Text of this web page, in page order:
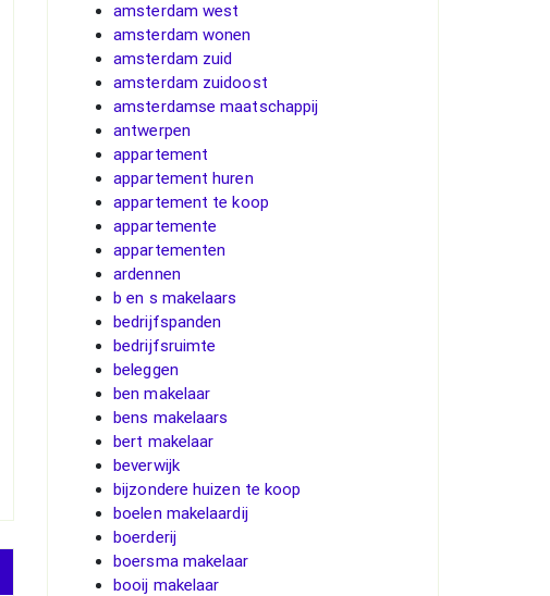
amsterdam west
amsterdam wonen
amsterdam zuid
amsterdam zuidoost
amsterdamse maatschappij
antwerpen
appartement
appartement huren
appartement te koop
appartemente
appartementen
ardennen
b en s makelaars
bedrijfspanden
bedrijfsruimte
beleggen
ben makelaar
bens makelaars
bert makelaar
beverwijk
bijzondere huizen te koop
boelen makelaardij
boerderij
boersma makelaar
booij makelaar